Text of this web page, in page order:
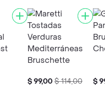
$ 99,00 $ 114,00 $